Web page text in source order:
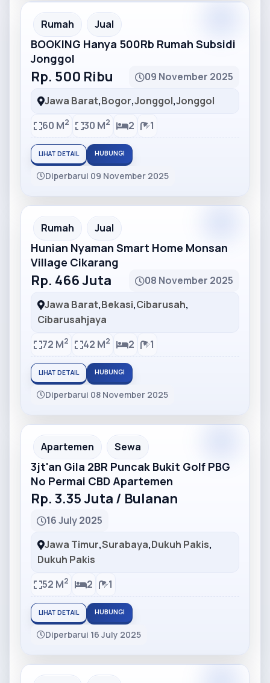
Partner Ad
Rumah Jual
BOOKING Hanya 500Rb Rumah Subsidi
Jonggol
Rp. 500 Ribu
09 November 2025
Jawa Barat,Bogor,Jonggol,Jonggol
60 M2 30 M2 2 1
LIHAT DETAIL HUBUNGI
Diperbarui 09 November 2025
Partner Ad
Rumah Jual
Hunian Nyaman Smart Home Monsan
Village Cikarang
Rp. 466 Juta
08 November 2025
Jawa Barat,Bekasi,Cibarusah,
Cibarusahjaya
72 M2 42 M2 2 1
LIHAT DETAIL HUBUNGI
Diperbarui 08 November 2025
Partner Ad
Apartemen Sewa
3jt'an Gila 2BR Puncak Bukit Golf PBG
No Permai CBD Apartemen
Rp. 3.35 Juta / Bulanan
16 July 2025
Jawa Timur,Surabaya,Dukuh Pakis,
Dukuh Pakis
52 M2 2 1
LIHAT DETAIL HUBUNGI
Diperbarui 16 July 2025